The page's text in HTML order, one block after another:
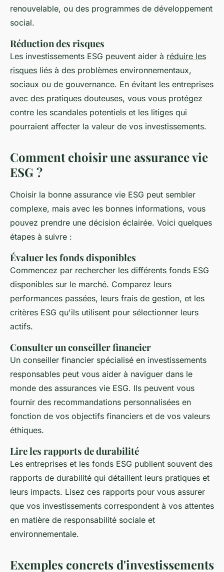
renouvelable, ou des programmes de développement
social.
Réduction des risques
Les investissements ESG peuvent aider à réduire les
risques liés à des problèmes environnementaux,
sociaux ou de gouvernance. En évitant les entreprises
avec des pratiques douteuses, vous vous protégez
contre les scandales potentiels et les litiges qui
pourraient affecter la valeur de vos investissements.
Comment choisir une assurance vie
ESG ?
Choisir la bonne assurance vie ESG peut sembler
complexe, mais avec les bonnes informations, vous
pouvez prendre une décision éclairée. Voici quelques
étapes à suivre :
Évaluer les fonds disponibles
Commencez par rechercher les différents fonds ESG
disponibles sur le marché. Comparez leurs
performances passées, leurs frais de gestion, et les
critères ESG qu'ils utilisent pour sélectionner leurs
actifs.
Consulter un conseiller financier
Un conseiller financier spécialisé en investissements
responsables peut vous aider à naviguer dans le
monde des assurances vie ESG. Ils peuvent vous
fournir des recommandations personnalisées en
fonction de vos objectifs financiers et de vos valeurs
éthiques.
Lire les rapports de durabilité
Les entreprises et les fonds ESG publient souvent des
rapports de durabilité qui détaillent leurs pratiques et
leurs impacts. Lisez ces rapports pour vous assurer
que vos investissements correspondent à vos attentes
en matière de responsabilité sociale et
environnementale.
Exemples concrets d'investissements